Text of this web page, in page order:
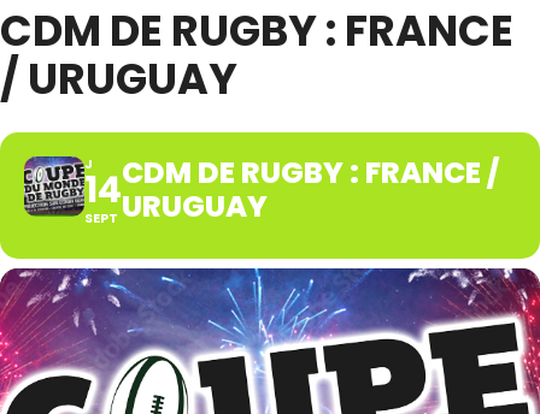
CDM DE RUGBY : FRANCE
/ URUGUAY
J
14
SEPT
CDM DE RUGBY : FRANCE /
URUGUAY